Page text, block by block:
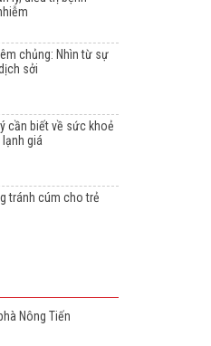
chủng: Nhìn từ sự
sởi
cần biết về sức khoẻ
giá
tránh cúm cho trẻ
Nông Tiến